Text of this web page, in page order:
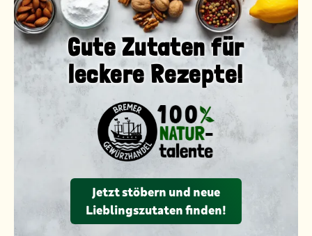
Gute Zutaten für
leckere Rezepte!
Jetzt stöbern und neue
Lieblingszutaten finden!